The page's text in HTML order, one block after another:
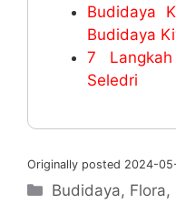
Budidaya
Budidaya
7
Seledri
Originally posted 2024-
Categories
Budidaya, Flora,